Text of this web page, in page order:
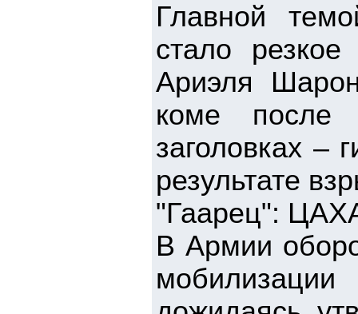
Главной
стало
Ариэля
коме после
заголовках –
результате
"Гаарец":
В Армии